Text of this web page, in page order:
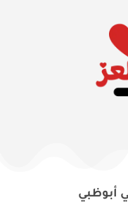
أبوظبي